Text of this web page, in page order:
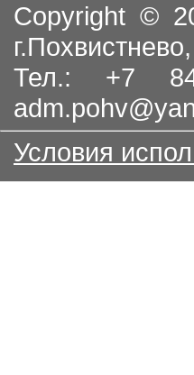
Copyright ©
Тел.: +7
Условия